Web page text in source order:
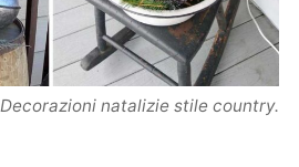
Decorazioni natalizie stile country.